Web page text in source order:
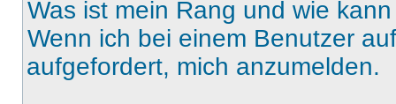
Was ist mein Rang und wie
Wenn ich bei einem Benutzer
aufgefordert, mich anzumelden.